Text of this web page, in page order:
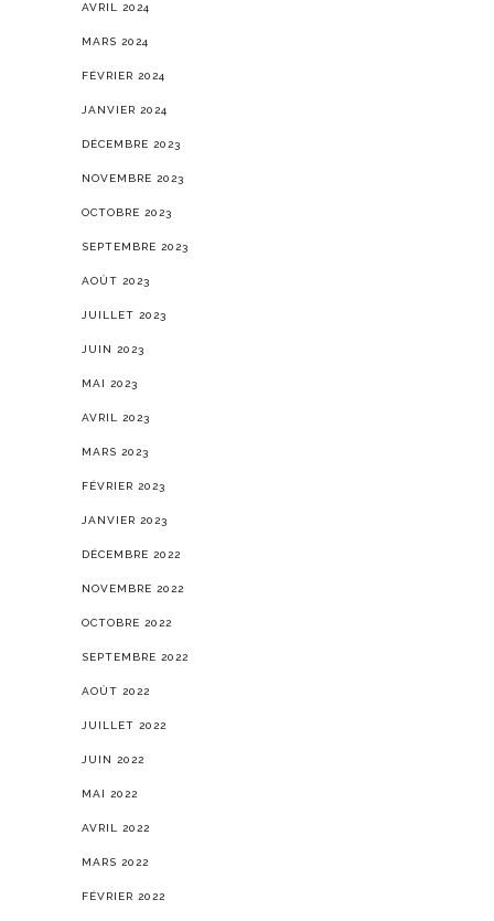
AVRIL 2024
MARS 2024
FÉVRIER 2024
JANVIER 2024
DÉCEMBRE 2023
NOVEMBRE 2023
OCTOBRE 2023
SEPTEMBRE 2023
AOÛT 2023
JUILLET 2023
JUIN 2023
MAI 2023
AVRIL 2023
MARS 2023
FÉVRIER 2023
JANVIER 2023
DÉCEMBRE 2022
NOVEMBRE 2022
OCTOBRE 2022
SEPTEMBRE 2022
AOÛT 2022
JUILLET 2022
JUIN 2022
MAI 2022
AVRIL 2022
MARS 2022
FÉVRIER 2022